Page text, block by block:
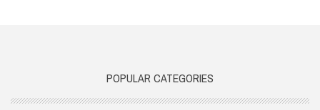
POPULAR CATEGORIES